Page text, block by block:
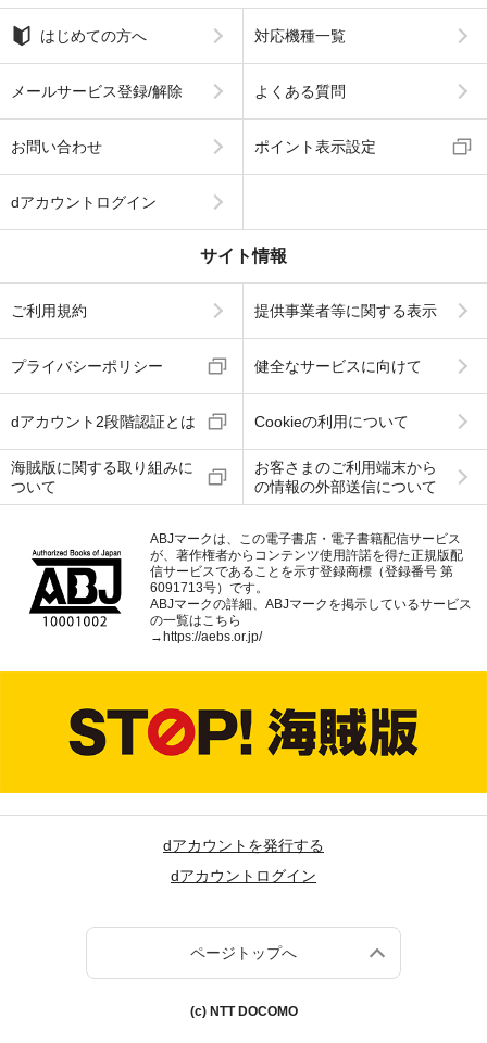
はじめての方へ 対応機種一覧
メールサービス登録/解除 よくある質問
お問い合わせ ポイント表示設定
dアカウントログイン
サイト情報
ご利用規約 提供事業者等に関する表示
プライバシーポリシー 健全なサービスに向けて
dアカウント2段階認証とは Cookieの利用について
海賊版に関する取り組みに
ついて
お客さまのご利用端末から
の情報の外部送信について
ABJマークは、この電子書店・電子書籍配信サービス
が、著作権者からコンテンツ使用許諾を得た正規版配
信サービスであることを示す登録商標（登録番号 第
6091713号）です。
ABJマークの詳細、ABJマークを掲示しているサービス
の一覧はこちら
→ https://aebs.or.jp/
dアカウントを発行する
dアカウントログイン
ページトップへ
(c) NTT DOCOMO